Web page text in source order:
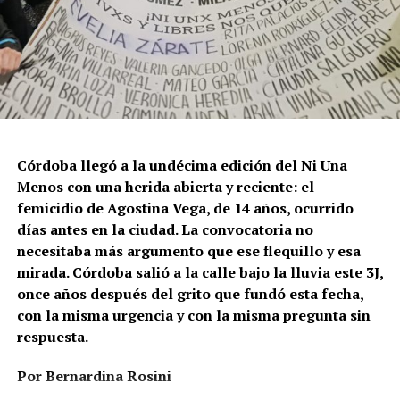
Córdoba llegó a la undécima edición del Ni Una
Menos con una herida abierta y reciente: el
femicidio de Agostina Vega, de 14 años, ocurrido
días antes en la ciudad. La convocatoria no
necesitaba más argumento que ese flequillo y esa
mirada. Córdoba salió a la calle bajo la lluvia este 3J,
once años después del grito que fundó esta fecha,
con la misma urgencia y con la misma pregunta sin
respuesta.
Por Bernardina Rosini